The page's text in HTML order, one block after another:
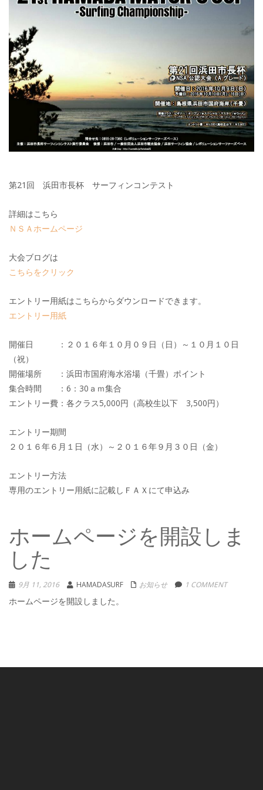
第21回 浜田市長杯 サーフィンコンテスト
詳細はこちら
ＮＳＡホームページ
大会ブログは
こちらをクリック
エントリー用紙はこちらからダウンロードできます。
エントリー用紙
開催日 ：２０１６年１０月０９日（日）～１０月１０日
（祝）
開催場所 ：浜田市国府海水浴場（千畳）ポイント
集合時間 ：6：30ａｍ集合
エントリー費：各クラス5,000円（高校生以下 3,500円）
エントリー期間
２０１６年６月１日（水）～２０１６年９月３０日（金）
エントリー方法
専用のエントリー用紙に記載しＦＡＸにて申込み
ホームページを開設しま
した
9月 11, 2016 HAMADASURF お知らせ 1 COMMENT
ホームページを開設しました。